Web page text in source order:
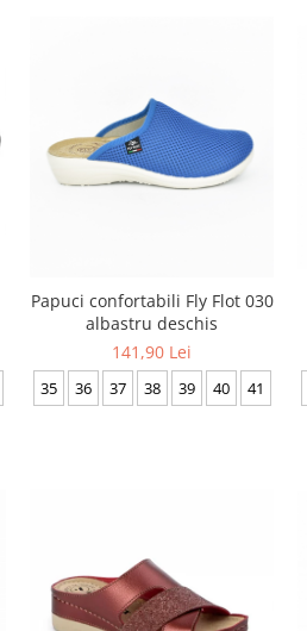
Papuci confortabili Fly Flot 030
albastru deschis
141,90 Lei
35 36 37 38 39 40 41